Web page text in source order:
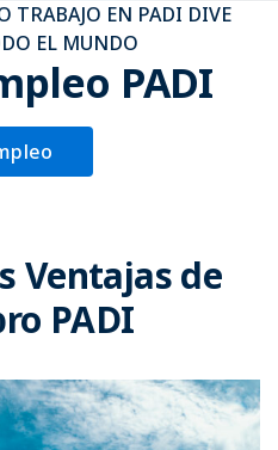
TRABAJO EN PADI DIVE
EL MUNDO
PADI
Ventajas de
PADI